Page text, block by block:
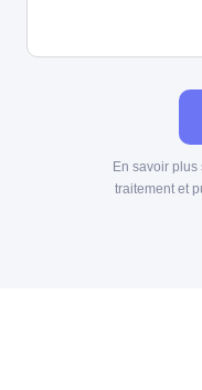
En savoir plus
traitement et